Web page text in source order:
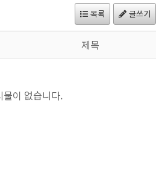
목록 글쓰기
제목
물이 없습니다.